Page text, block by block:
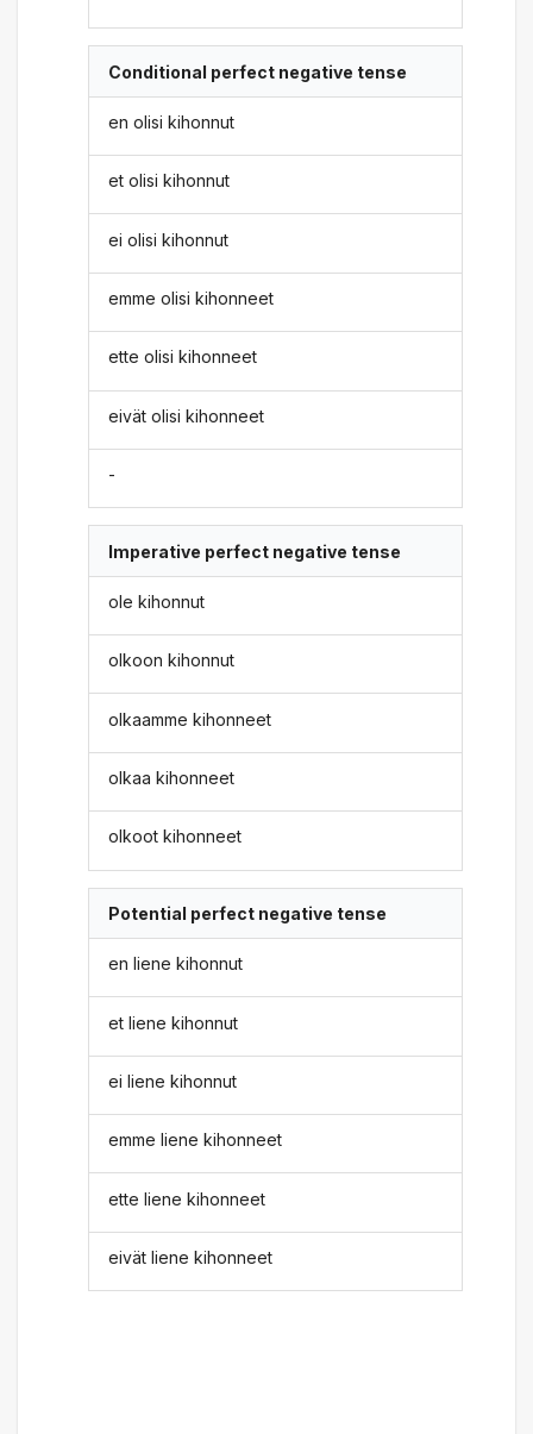
Conditional perfect negative tense
en olisi kihonnut
et olisi kihonnut
ei olisi kihonnut
emme olisi kihonneet
ette olisi kihonneet
eivät olisi kihonneet
-
Imperative perfect negative tense
ole kihonnut
olkoon kihonnut
olkaamme kihonneet
olkaa kihonneet
olkoot kihonneet
Potential perfect negative tense
en liene kihonnut
et liene kihonnut
ei liene kihonnut
emme liene kihonneet
ette liene kihonneet
eivät liene kihonneet